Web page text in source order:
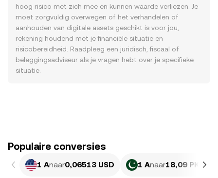
hoog risico met zich mee en kunnen waarde verliezen. Je
moet zorgvuldig overwegen of het verhandelen of
aanhouden van digitale assets geschikt is voor jou,
rekening houdend met je financiële situatie en
risicobereidheid. Raadpleeg een juridisch, fiscaal of
beleggingsadviseur als je vragen hebt over je specifieke
situatie.
Populaire conversies
1 Anaar0,06513 USD 1 Anaar18,09 PKR